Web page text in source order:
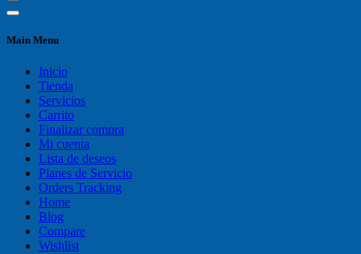
Main Menu
Inicio
Tienda
Servicios
Carrito
Finalizar compra
Mi cuenta
Lista de deseos
Planes de Servicio
Orders Tracking
Home
Blog
Compare
Wishlist